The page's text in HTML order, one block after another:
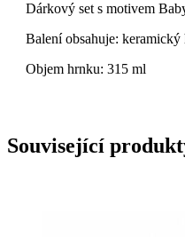
Dárkový set s motivem
Balení obsahuje:
Objem hrnku: 315 ml
Související